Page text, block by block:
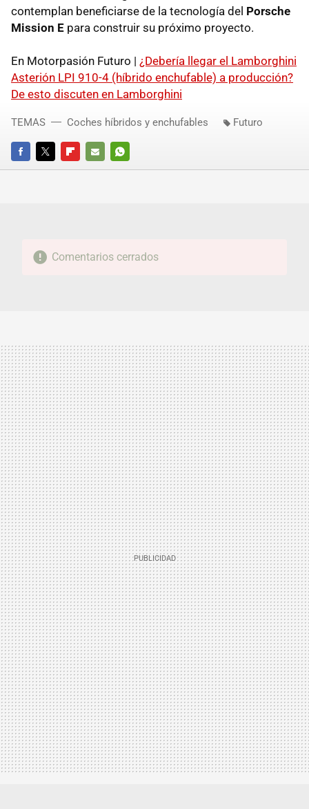
contemplan beneficiarse de la tecnología del Porsche
Mission E para construir su próximo proyecto.
En Motorpasión Futuro | ¿Debería llegar el Lamborghini
Asterión LPI 910-4 (híbrido enchufable) a producción?
De esto discuten en Lamborghini
FACEBOOKTWITTERFLIPBOARD
E-
WHATSAPP
TEMAS Coches híbridos y enchufables Futuro
Comentarios cerrados